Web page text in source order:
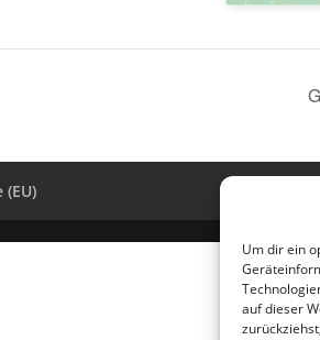
Um dir ein
auf dieser